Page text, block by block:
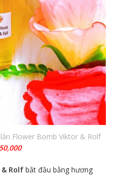
Flower Bomb Viktor & Rolf
Rolfbắt đầu bằng hương